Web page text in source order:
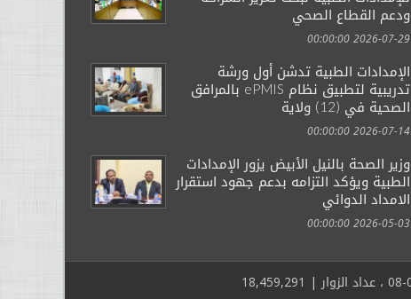
ودعم القطاع الصحي
2026-07-29 00:00:00
الإمدادات الطبية تدشن أول ورشة
تدريبية لتطبيق نظام ePMIS بالمرافق
الصحية في (12) ولاية
2026-07-14 00:00:00
وزير الصحة بالنيل الأبيض يزور الإمدادات
الطبية ويؤكد التزامه بدعم جهود استقرار
الامداد الدوائي
2026-05-03 00:00:00